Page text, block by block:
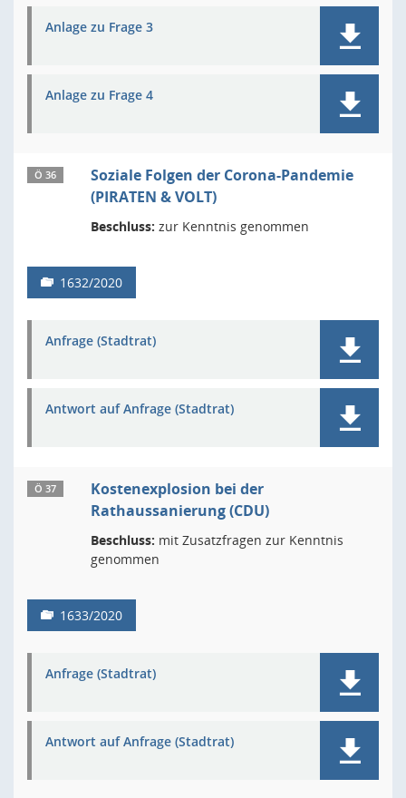
Anlage zu Frage 3
Anlage zu Frage 4
Ö 36
Soziale Folgen der Corona-Pandemie
(PIRATEN & VOLT)
Beschluss: zur Kenntnis genommen
1632/2020
Anfrage (Stadtrat)
Antwort auf Anfrage (Stadtrat)
Ö 37
Kostenexplosion bei der
Rathaussanierung (CDU)
Beschluss: mit Zusatzfragen zur Kenntnis
genommen
1633/2020
Anfrage (Stadtrat)
Antwort auf Anfrage (Stadtrat)